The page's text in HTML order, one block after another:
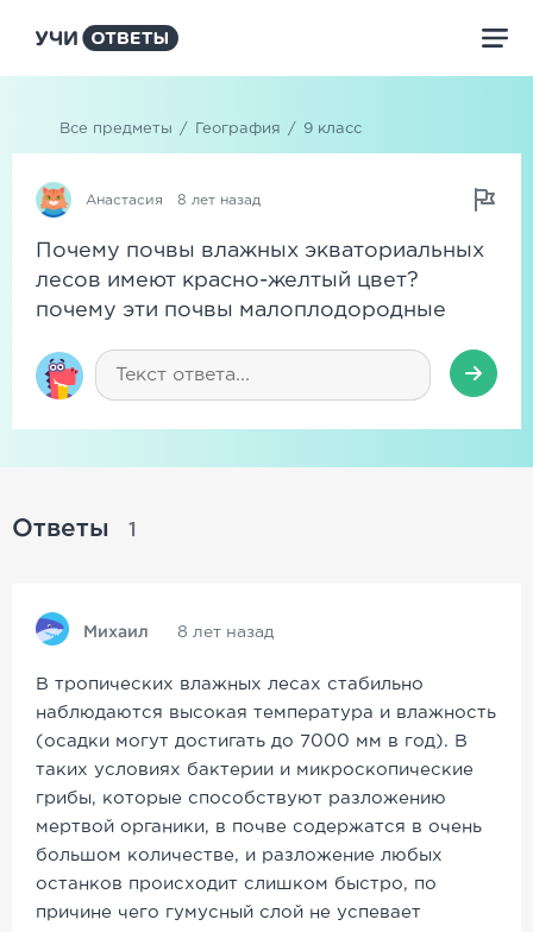
Все предметы / География / 9 класс
Анастасия 8 лет назад
Почему почвы влажных экваториальных
лесов имеют красно-желтый цвет?
почему эти почвы малоплодородные
Ответы 1
Михаил 8 лет назад
В тропических влажных лесах стабильно
наблюдаются высокая температура и влажность
(осадки могут достигать до 7000 мм в год). В
таких условиях бактерии и микроскопические
грибы, которые способствуют разложению
мертвой органики, в почве содержатся в очень
большом количестве, и разложение любых
останков происходит слишком быстро, по
причине чего гумусный слой не успевает